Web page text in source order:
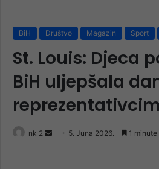
BiH Društvo Magazin Sport
St. Louis: Djeca
BiH uljepšala
nk 2
Send 5. Juna 2026. 1